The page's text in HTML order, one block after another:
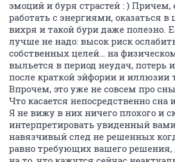
эмоций и буря страстей : ) Причем,
работать с энергиями, оказаться в
вихря и такой бури даже полезно.
лучше не надо: высок риск
собственных целей… на
выльется в период неудач, потерь
после краткой эйфории и иллюзии
Впрочем, это уже не совсем про
Что касается непосредственно
Я не вижу в них ничего плохого и
интерпретировать увиденный
навязчивый след не решенных
равно требующих вашего решения,